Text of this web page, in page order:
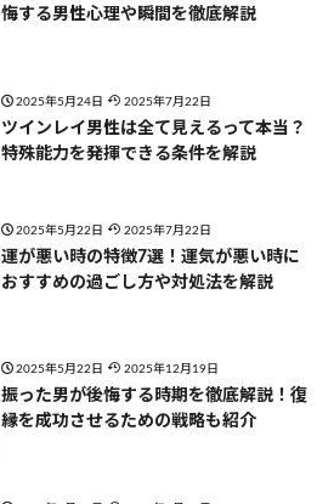
悔する男性心理や瞬間を徹底解説
2025年5月24日 2025年7月22日
ツインレイ男性は全て見えるって本当？
特殊能力を発揮できる条件を解説
2025年5月22日 2025年7月22日
運が悪い時の特徴7選！運気が悪い時に
おすすめの過ごし方や対処法を解説
2025年5月22日 2025年12月19日
振った男が後悔する時期を徹底解説！復
縁を成功させるための戦略も紹介